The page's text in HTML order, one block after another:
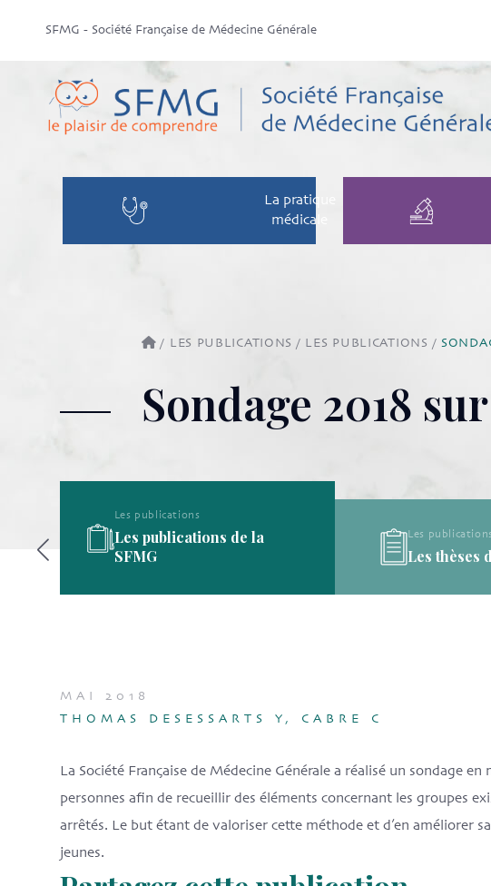
SFMG - Société Française de Médecine Générale
La pratique
médicale
/ LES PUBLICATIONS / LES PUBLICATIONS /
Sondage 2018
Les publications
Les publications de la
SFMG
Les publications
Les thèses
MAI 2018
THOMAS DESESSARTS Y, CABRE C
La Société Française de Médecine Générale a réalisé un sondage
personnes afin de recueillir des éléments concernant les groupes
arrêtés. Le but étant de valoriser cette méthode et d’en améliorer
jeunes.